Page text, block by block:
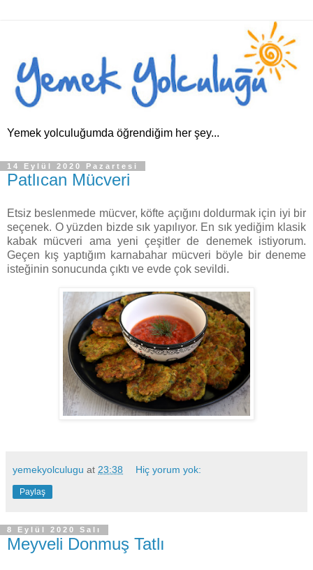
Yemek yolculuğumda öğrendiğim her şey...
14 Eylül 2020 Pazartesi
Patlıcan Mücveri
Etsiz beslenmede mücver, köfte açığını doldurmak için iyi bir
seçenek. O yüzden bizde sık yapılıyor. En sık yediğim klasik
kabak mücveri ama yeni çeşitler de denemek istiyorum.
Geçen kış yaptığım karnabahar mücveri böyle bir deneme
isteğinin sonucunda çıktı ve evde çok sevildi.
yemekyolculugu at 23:38 Hiç yorum yok:
Paylaş
8 Eylül 2020 Salı
Meyveli Donmuş Tatlı